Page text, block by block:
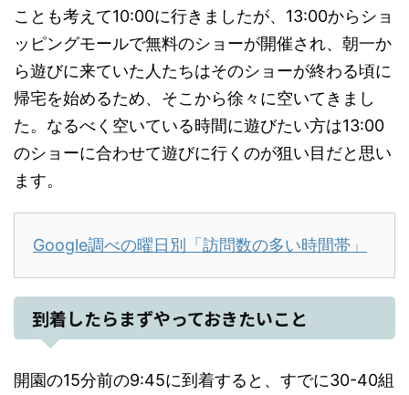
ことも考えて10:00に行きましたが、13:00からショ
ッピングモールで無料のショーが開催され、朝一か
ら遊びに来ていた人たちはそのショーが終わる頃に
帰宅を始めるため、そこから徐々に空いてきまし
た。なるべく空いている時間に遊びたい方は13:00
のショーに合わせて遊びに行くのが狙い目だと思い
ます。
Google調べの曜日別「訪問数の多い時間帯」
到着したらまずやっておきたいこと
開園の15分前の9:45に到着すると、すでに30-40組